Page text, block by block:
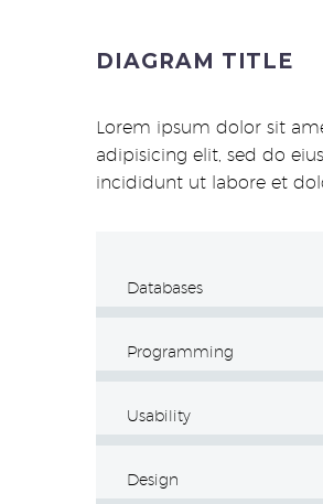
DIAGRAM TITLE
Lorem ipsum dolor sit
adipisicing elit, sed do
incididunt ut labore et
Databases
Programming
Usability
Design